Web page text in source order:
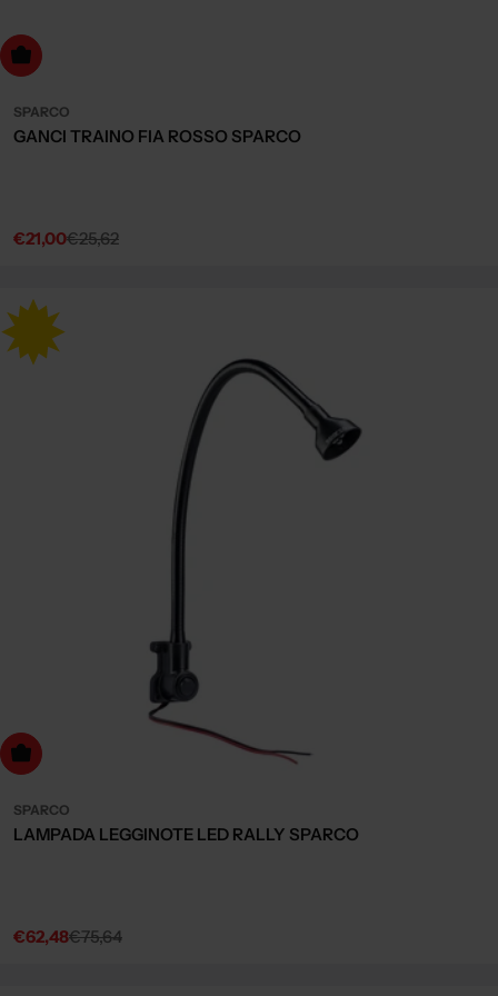
to cart
SPARCO
GANCI TRAINO FIA ROSSO SPARCO
Sale
€21,00
Regular€25,62
to cart
SPARCO
LAMPADA LEGGINOTE LED RALLY SPARCO
Sale
€62,48
Regular€75,64